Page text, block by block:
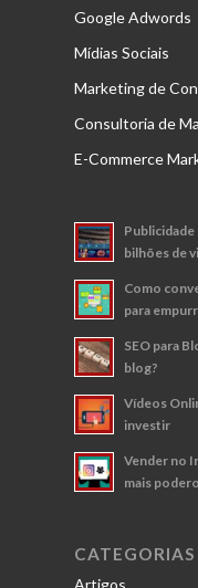
Google Adwords
Mídias Sociais
Marketing de
Consultoria de
E-Commerce
Publicidade
bilhões de
Como
para
SEO para
blog?
Vídeos
investir
Vender no
mais
CATEGORIAS
Artigos